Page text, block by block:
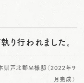
行われました。
県芦北郡M様邸（2022年9
月完成）
g
i